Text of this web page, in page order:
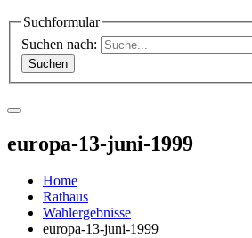
Suchformular
Suchen nach:
europa-13-juni-1999
Home
Rathaus
Wahlergebnisse
europa-13-juni-1999